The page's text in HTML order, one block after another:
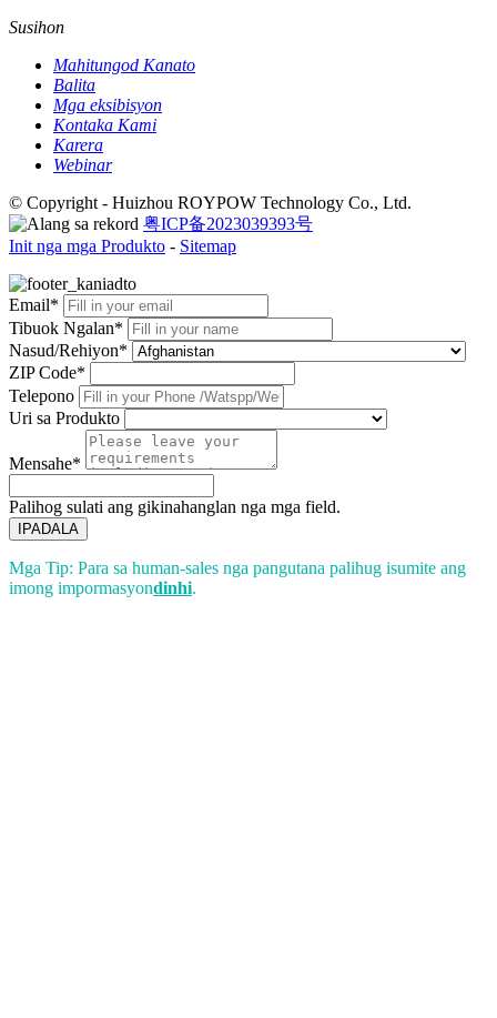
Susihon
Mahitungod Kanato
Balita
Mga eksibisyon
Kontaka Kami
Karera
Webinar
© Copyright - Huizhou ROYPOW Technology Co., Ltd.
粤ICP备2023039393号
Init nga mga Produkto - Sitemap
Email*
Tibuok Ngalan*
Nasud/Rehiyon*
ZIP Code*
Telepono
Uri sa Produkto
Mensahe*
Palihog sulati ang gikinahanglan nga mga field.
IPADALA
Mga Tip: Para sa human-sales nga pangutana palihug isumite ang
imong impormasyondinhi.